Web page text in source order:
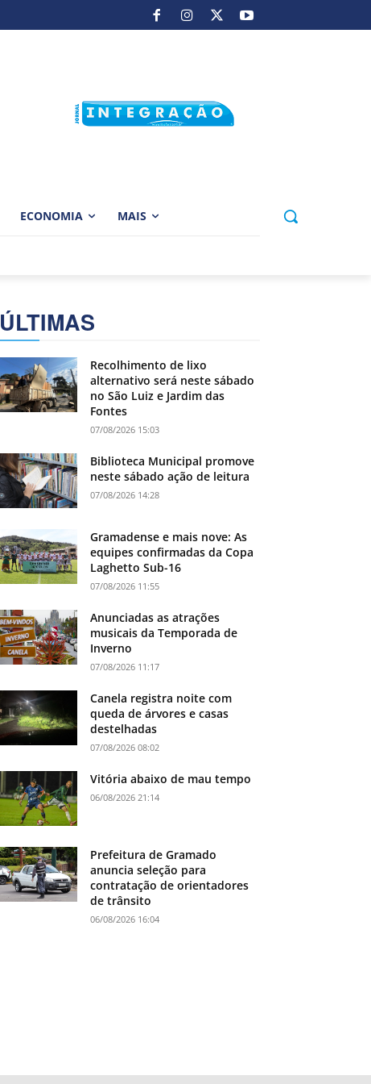
ECONOMIA MAIS
ÚLTIMAS
Recolhimento de lixo
alternativo será neste sábado
no São Luiz e Jardim das
Fontes
07/08/2026 15:03
Biblioteca Municipal promove
neste sábado ação de leitura
07/08/2026 14:28
Gramadense e mais nove: As
equipes confirmadas da Copa
Laghetto Sub-16
07/08/2026 11:55
Anunciadas as atrações
musicais da Temporada de
Inverno
07/08/2026 11:17
Canela registra noite com
queda de árvores e casas
destelhadas
07/08/2026 08:02
Vitória abaixo de mau tempo
06/08/2026 21:14
Prefeitura de Gramado
anuncia seleção para
contratação de orientadores
de trânsito
06/08/2026 16:04